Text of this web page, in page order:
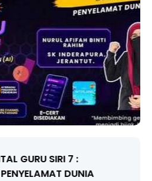
(FESTIVAL LENSA
2026